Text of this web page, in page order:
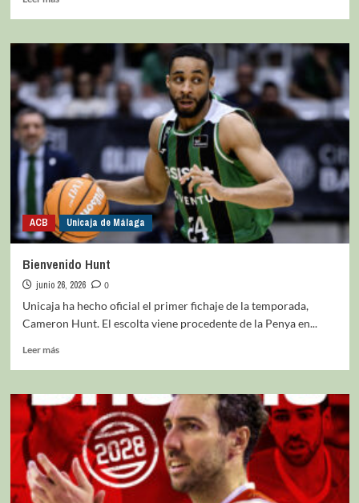
ACB Unicaja de Málaga
Bienvenido Hunt
junio 26, 2026
0
Unicaja ha hecho oficial el primer fichaje de la temporada,
Cameron Hunt. El escolta viene procedente de la Penya en...
Leer más